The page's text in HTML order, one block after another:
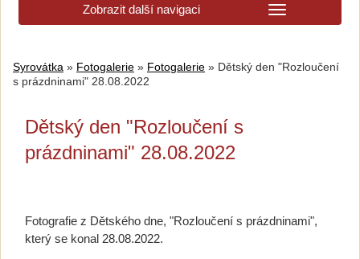
Zobrazit další navigaci
Syrovátka » Fotogalerie » Fotogalerie » Dětský den "Rozloučení
s prázdninami" 28.08.2022
Dětský den "Rozloučení s
prázdninami" 28.08.2022
Fotografie z Dětského dne, "Rozloučení s prázdninami",
který se konal 28.08.2022.